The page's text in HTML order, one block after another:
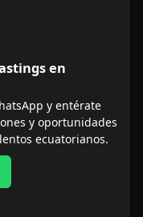
en
y entérate
y oportunidades
ecuatorianos.